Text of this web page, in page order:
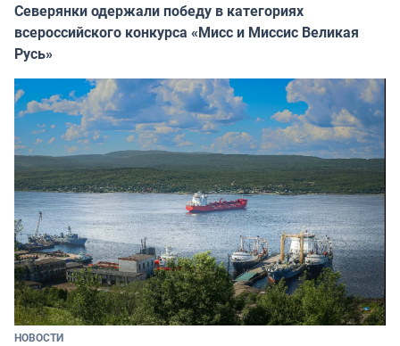
Северянки одержали победу в категориях
всероссийского конкурса «Мисс и Миссис Великая
Русь»
НОВОСТИ